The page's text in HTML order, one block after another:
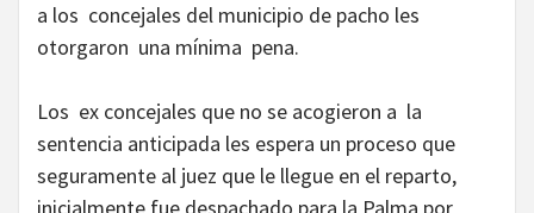
a los concejales del municipio de pacho les
otorgaron una mínima pena.
Los ex concejales que no se acogieron a la
sentencia anticipada les espera un proceso que
seguramente al juez que le llegue en el reparto,